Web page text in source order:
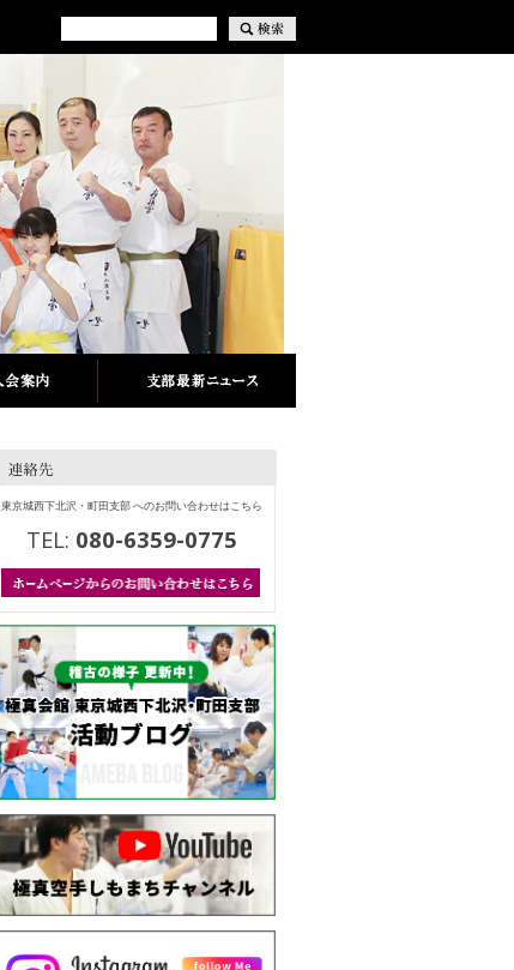
東京城西下北沢・町田支部 へのお問い合わせはこちら
TEL: 080-6359-0775